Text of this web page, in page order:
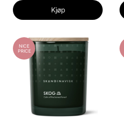
Kjøp
NICE
PRICE